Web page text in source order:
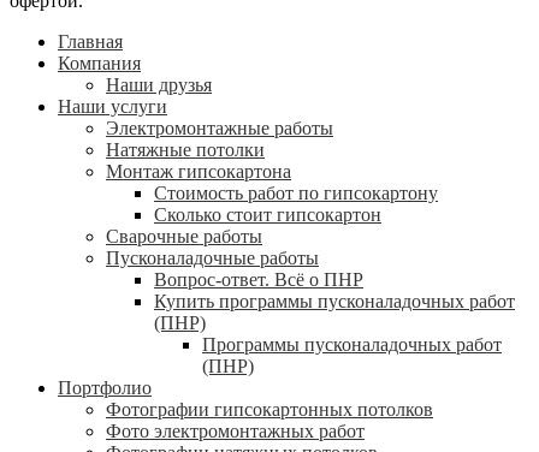
Главная
Компания
Наши друзья
Наши услуги
Электромонтажные работы
Натяжные потолки
Монтаж гипсокартона
Стоимость работ по гипсокартону
Сколько стоит гипсокартон
Сварочные работы
Пусконаладочные работы
Вопрос-ответ. Всё о ПНР
Купить программы пусконаладочных работ
(ПНР)
Программы пусконаладочных работ
(ПНР)
Портфолио
Фотографии гипсокартонных потолков
Фото электромонтажных работ